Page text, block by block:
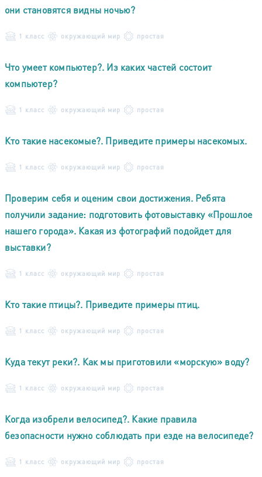
они становятся видны ночью?
1 класс окружающий мир простая
Что умеет компьютер?. Из каких частей состоит
компьютер?
1 класс окружающий мир простая
Кто такие насекомые?. Приведите примеры насекомых.
1 класс окружающий мир простая
Проверим себя и оценим свои достижения. Ребята
получили задание: подготовить фотовыставку «Прошлое
нашего города». Какая из фотографий подойдет для
выставки?
1 класс окружающий мир простая
Кто такие птицы?. Приведите примеры птиц.
1 класс окружающий мир простая
Куда текут реки?. Как мы приготовили «морскую» воду?
1 класс окружающий мир простая
Когда изобрели велосипед?. Какие правила
безопасности нужно соблюдать при езде на велосипеде?
1 класс окружающий мир простая